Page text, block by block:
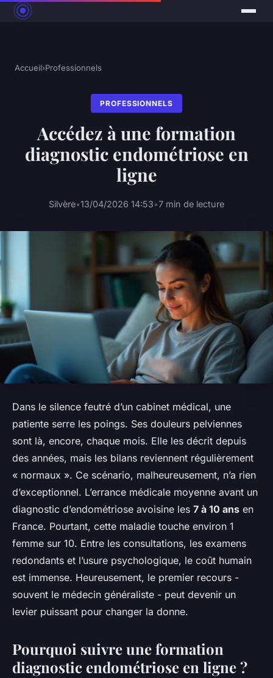
Accueil›Professionnels
PROFESSIONNELS
Accédez à une formation
diagnostic endométriose en
ligne
Silvère•13/04/2026 14:53•7 min de lecture
Dans le silence feutré d’un cabinet médical, une
patiente serre les poings. Ses douleurs pelviennes
sont là, encore, chaque mois. Elle les décrit depuis
des années, mais les bilans reviennent régulièrement
« normaux ». Ce scénario, malheureusement, n’a rien
d’exceptionnel. L’errance médicale moyenne avant un
diagnostic d’endométriose avoisine les 7 à 10 ans en
France. Pourtant, cette maladie touche environ 1
femme sur 10. Entre les consultations, les examens
redondants et l’usure psychologique, le coût humain
est immense. Heureusement, le premier recours -
souvent le médecin généraliste - peut devenir un
levier puissant pour changer la donne.
Pourquoi suivre une formation
diagnostic endométriose en ligne ?